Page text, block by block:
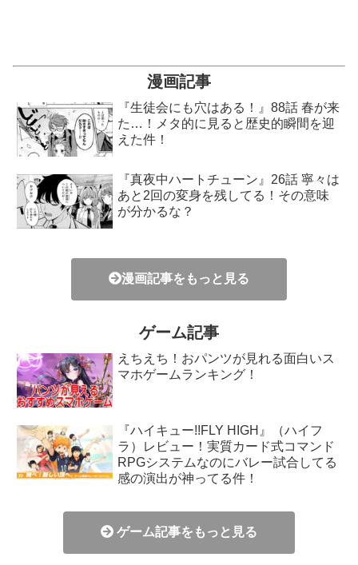
漫画記事
『生徒会にも穴はある！』88話 春が来
た…！メタ的に見ると歴史的瞬間を迎
えた件！
『真夜中ハートチューン』26話 寧々は
あと2回の変身を残してる！その意味
が分かるな？
漫画記事をもっと見る
ゲーム記事
えちえち！おパンツが見れる面白いス
マホゲームランキング！
『ハイキュー!!FLY HIGH』（ハイフ
ラ）レビュー！実質カード式コマンド
RPGシステムなのにバレー試合してる
感の演出が神ってる件！
ゲーム記事をもっと見る